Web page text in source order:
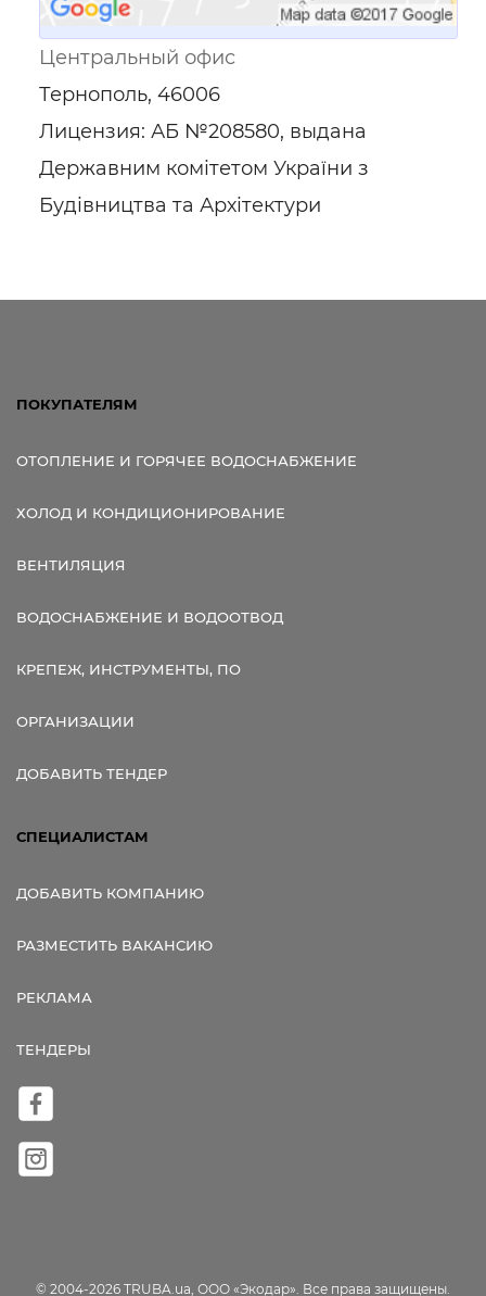
Центральный офис
Тернополь, 46006
Лицензия: АБ №208580, выдана
Державним комітетом України з
Будівництва та Архітектури
ПОКУПАТЕЛЯМ
ОТОПЛЕНИЕ И ГОРЯЧЕЕ ВОДОСНАБЖЕНИЕ
ХОЛОД И КОНДИЦИОНИРОВАНИЕ
ВЕНТИЛЯЦИЯ
ВОДОСНАБЖЕНИЕ И ВОДООТВОД
КРЕПЕЖ, ИНСТРУМЕНТЫ, ПО
ОРГАНИЗАЦИИ
ДОБАВИТЬ ТЕНДЕР
СПЕЦИАЛИСТАМ
ДОБАВИТЬ КОМПАНИЮ
РАЗМЕСТИТЬ ВАКАНСИЮ
РЕКЛАМА
ТЕНДЕРЫ
© 2004-2026 TRUBA.ua, ООО «Экодар». Все права защищены.